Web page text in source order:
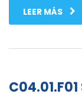
LEER MÁS
C04.01.F01